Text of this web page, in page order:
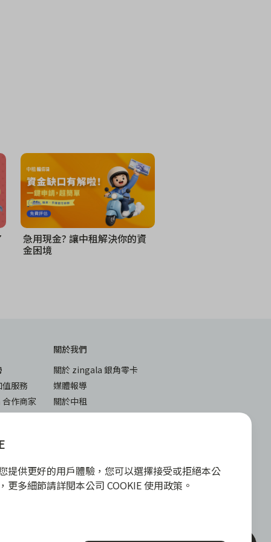
急用現金? 讓中租解決你的資
金困境
服務
作商家
關於我們
關於 zingala 銀角零卡
媒體報導
關於中租
android
提供更好的用戶體驗，您可以選擇接受或拒絕本公
更多細節請詳閱本公司 COOKIE 使用政策。